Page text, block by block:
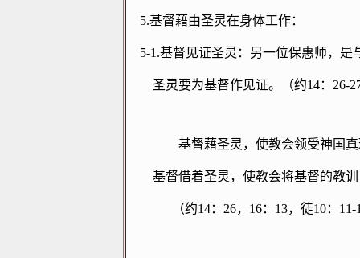
5.基督藉由圣灵在身体工作：
5-1.基督见证圣灵：另一位保惠师，是
圣灵要为基督作见证。（约14： 26-
基督藉圣灵，使教会领受神国
基督借着圣灵，使教会将基督的教
（约14： 26， 16： 13，徒10： 11-